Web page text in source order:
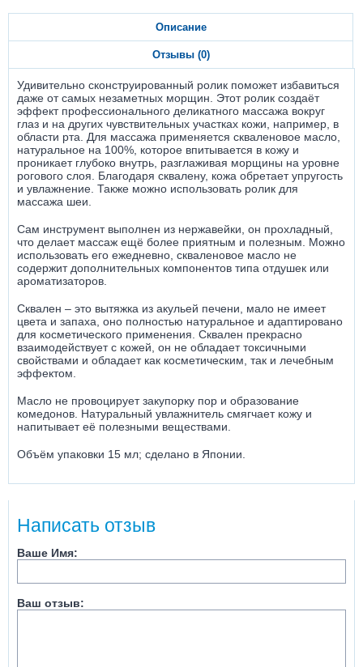
Описание
Отзывы (0)
Удивительно сконструированный ролик поможет избавиться
даже от самых незаметных морщин. Этот ролик создаёт
эффект профессионального деликатного массажа вокруг
глаз и на других чувствительных участках кожи, например, в
области рта. Для массажа применяется скваленовое масло,
натуральное на 100%, которое впитывается в кожу и
проникает глубоко внутрь, разглаживая морщины на уровне
рогового слоя. Благодаря сквалену, кожа обретает упругость
и увлажнение. Также можно использовать ролик для
массажа шеи.
Сам инструмент выполнен из нержавейки, он прохладный,
что делает массаж ещё более приятным и полезным. Можно
использовать его ежедневно, скваленовое масло не
содержит дополнительных компонентов типа отдушек или
ароматизаторов.
Сквален – это вытяжка из акульей печени, мало не имеет
цвета и запаха, оно полностью натуральное и адаптировано
для косметического применения. Сквален прекрасно
взаимодействует с кожей, он не обладает токсичными
свойствами и обладает как косметическим, так и лечебным
эффектом.
Масло не провоцирует закупорку пор и образование
комедонов. Натуральный увлажнитель смягчает кожу и
напитывает её полезными веществами.
Объём упаковки 15 мл; сделано в Японии.
Написать отзыв
Ваше Имя:
Ваш отзыв: